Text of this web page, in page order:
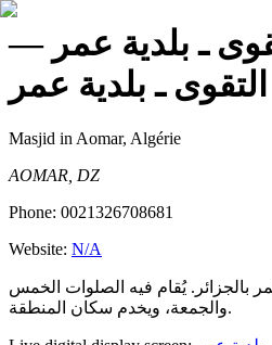
ـ بلدية عمر —
ـ بلدية عمر
Masjid in Aomar, Algérie
AOMAR, DZ
Phone: 0021326708681
Website: N/A
بالجزائر. يُقام فيه الصلوات الخمس
والجمعة، ويخدم سكان المنطقة.